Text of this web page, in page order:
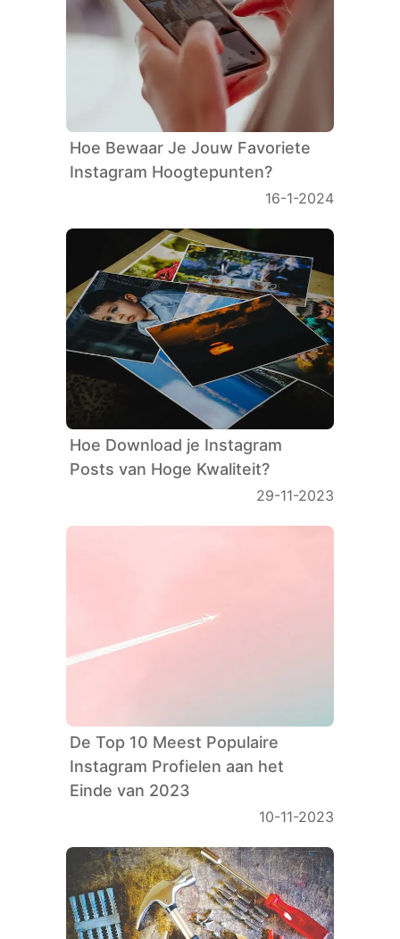
Hoe Bewaar Je Jouw Favoriete
Instagram Hoogtepunten?
16-1-2024
Hoe Download je Instagram
Posts van Hoge Kwaliteit?
29-11-2023
De Top 10 Meest Populaire
Instagram Profielen aan het
Einde van 2023
10-11-2023